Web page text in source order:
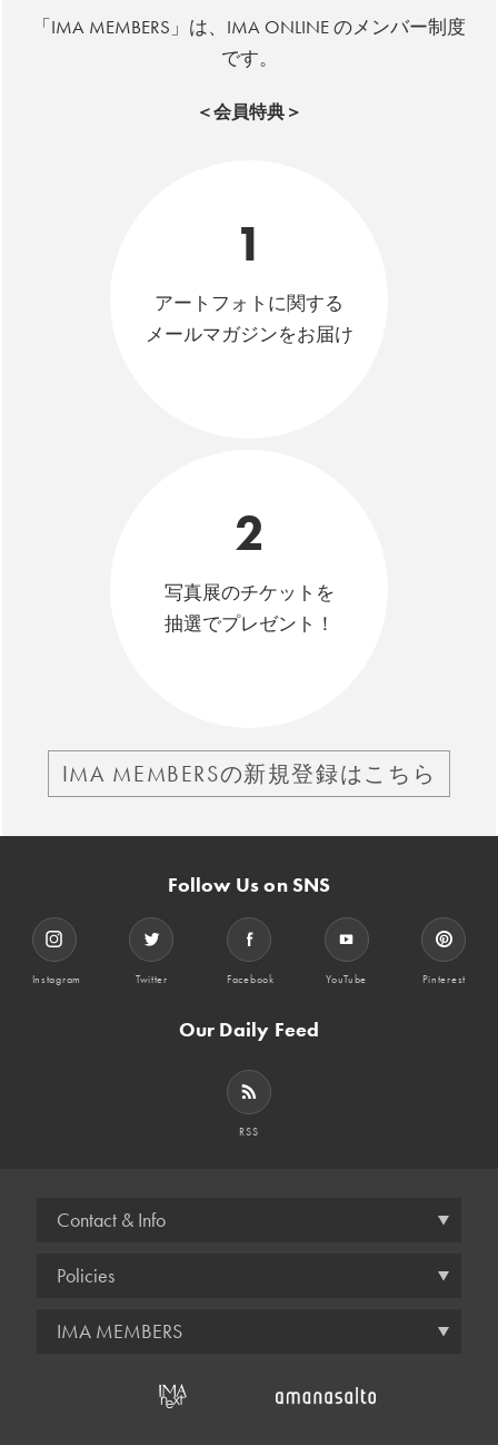
「IMA MEMBERS」は、IMA ONLINE のメンバー制度
です。
＜会員特典＞
1
アートフォトに関する
メールマガジンをお届け
2
写真展のチケットを
抽選でプレゼント！
IMA MEMBERSの新規登録はこちら
Follow Us on SNS
Instagram Twitter Facebook YouTube Pinterest
Our Daily Feed
RSS
Contact & Info
Policies
IMA MEMBERS